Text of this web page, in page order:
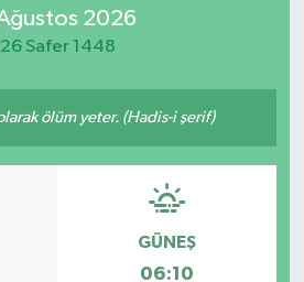
2026
26 Safer 1448
ölüm yeter. (Hadis-i şerif)
GÜNEŞ
06:10